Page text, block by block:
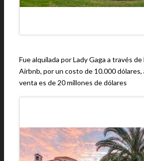
Fue alquilada por Lady Gaga a través
Airbnb, por un costo de 10.000 dólares,
venta es de 20 millones de dólares